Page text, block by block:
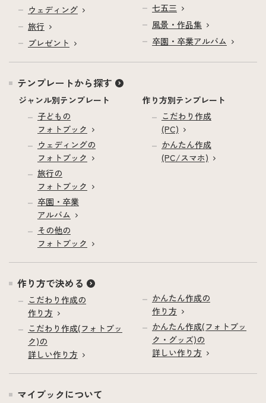
ウェディング
旅行
プレゼント
七五三
風景・作品集
卒園・卒業アルバム
テンプレートから探す
ジャンル別テンプレート
子どもの
フォトブック
ウェディングの
フォトブック
旅行の
フォトブック
卒園・卒業
アルバム
その他の
フォトブック
作り方別テンプレート
こだわり作成
(PC)
かんたん作成
(PC/スマホ)
作り方で決める
こだわり作成の
作り方
こだわり作成(フォトブッ
ク)の
詳しい作り方
かんたん作成の
作り方
かんたん作成(フォトブッ
ク・グッズ)の
詳しい作り方
マイブックについて